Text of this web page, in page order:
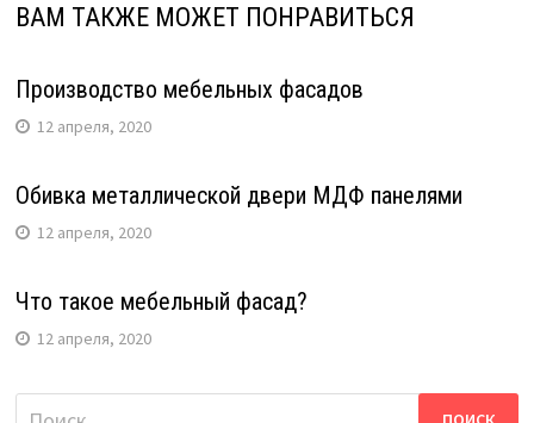
ВАМ ТАКЖЕ МОЖЕТ ПОНРАВИТЬСЯ
Производство мебельных фасадов
12 апреля, 2020
Обивка металлической двери МДФ панелями
12 апреля, 2020
Что такое мебельный фасад?
12 апреля, 2020
Найти: